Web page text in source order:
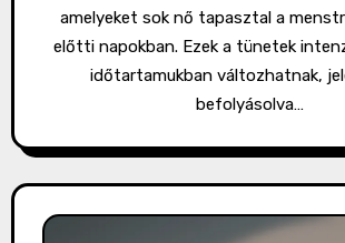
amelyeket sok nő tapasztal a
előtti napokban. Ezek a tünetek
időtartamukban változhatnak,
befolyásolva…